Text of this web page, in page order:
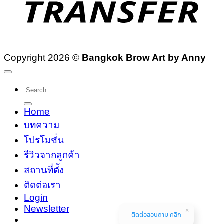
Copyright 2026 © Bangkok Brow Art by Anny
Search
Home
บทความ
โปรโมชั่น
รีวิวจากลูกค้า
สถานที่ตั้ง
ติดต่อเรา
Login
Newsletter
ติดต่อสอบถาม คลิก